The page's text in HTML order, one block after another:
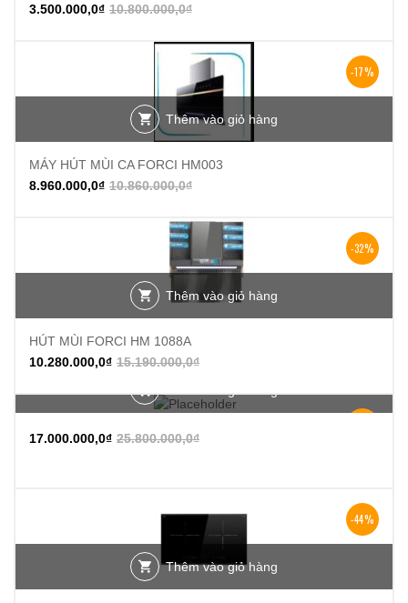
10.800.000,0₫
3.500.000,0₫
-17%
Thêm vào giỏ hàng
MÁY HÚT MÙI CA FORCI HM003
10.860.000,0₫
8.960.000,0₫
-32%
Thêm vào giỏ hàng
HÚT MÙI FORCI HM 1088A
15.190.000,0₫
10.280.000,0₫
25.800.000,0₫
17.000.000,0₫
-44%
Thêm vào giỏ hàng